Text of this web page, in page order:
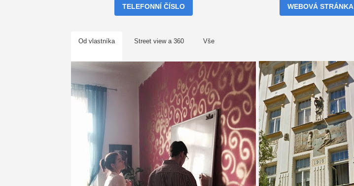
TELEFONNÍ ČÍSLO WEBOVÁ STRÁNKA
Od vlastníka Street view a 360 Vše